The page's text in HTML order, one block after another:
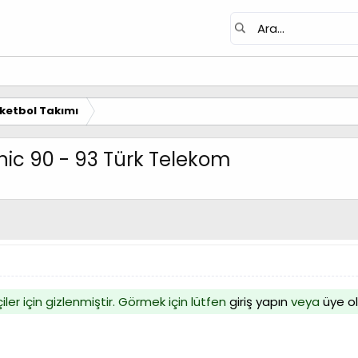
Takımı
90 - 93 Türk Telekom
için gizlenmiştir. Görmek için lütfen giriş yapınveya üye